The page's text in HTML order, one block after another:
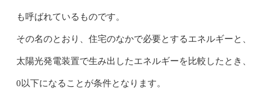
も呼ばれているものです。
その名のとおり、住宅のなかで必要とするエネルギーと、
太陽光発電装置で生み出したエネルギーを比較したとき、
0以下になることが条件となります。